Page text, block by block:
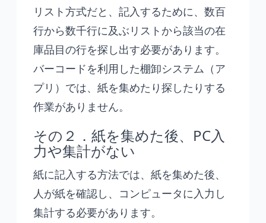
リスト方式だと、記入するために、数百
行から数千行に及ぶリストから該当の在
庫品目の行を探し出す必要があります。
バーコードを利用した棚卸システム（ア
プリ）では、紙を集めたり探したりする
作業がありません。
その２．紙を集めた後、PC入
力や集計がない
紙に記入する方法では、紙を集めた後、
人が紙を確認し、コンピュータに入力し
集計する必要があります。